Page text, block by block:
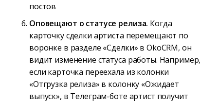
постов
Оповещают о статусе релиза. Когда
карточку сделки артиста перемещают по
воронке в разделе «Сделки» в OkoCRM, он
видит изменение статуса работы. Например,
если карточка переехала из колонки
«Отгрузка релиза» в колонку «Ожидает
выпуск», в Телеграм-боте артист получит